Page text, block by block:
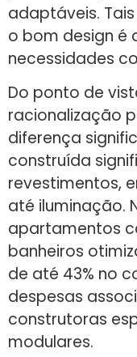
adaptáveis.
o bom design é
necessidades
Do ponto de
racionalização
diferença
construída
revestimentos,
até iluminação.
apartamentos
banheiros
de até 43% no
despesas
construtoras
modulares.